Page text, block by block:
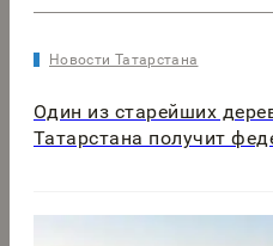
Новости Татарстана
Один из старейших
Татарстана получит